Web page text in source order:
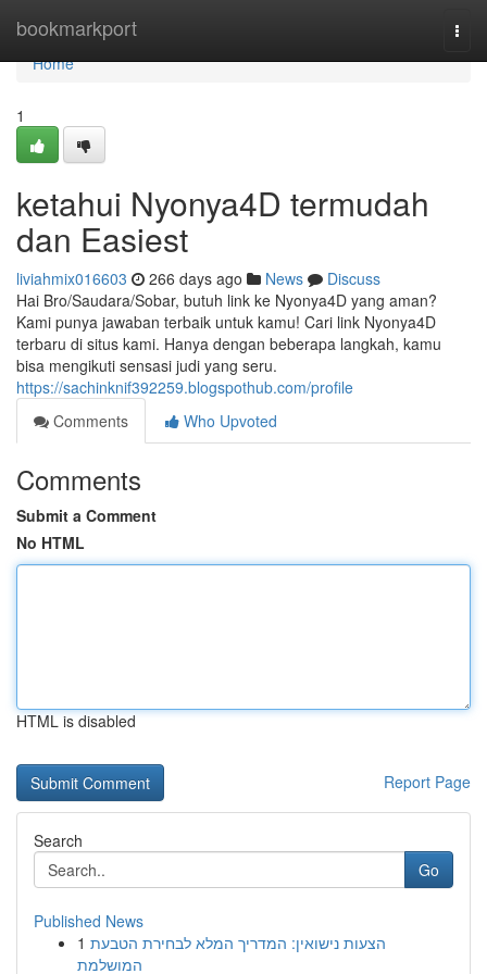
bookmarkport
Home
Home
1
ketahui Nyonya4D termudah
dan Easiest
liviahmix016603 266 days ago News
Discuss
Hai Bro/Saudara/Sobar, butuh link ke Nyonya4D yang aman?
Kami punya jawaban terbaik untuk kamu! Cari link Nyonya4D
terbaru di situs kami. Hanya dengan beberapa langkah, kamu
bisa mengikuti sensasi judi yang seru.
https://sachinknif392259.blogspothub.com/profile
Comments
Who Upvoted
Comments
Submit a Comment
No HTML
HTML is disabled
Report Page
Search
Go
Published News
1 הצעות נישואין: המדריך המלא לבחירת הטבעת
המושלמת